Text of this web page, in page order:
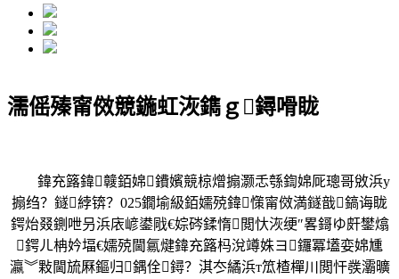
濡傜殝甯傚競鍦虹洃鐫ｇ鐞嗗眬
鍏充簬鍏竷銆婂鐨嬪競椋熷搧灏忎綔鍧婂厑璁哥敓浜у
搧绉？鐩綍锛？025鐗堬級銆嬬殑鍏憡甯傚満鐩戠鎬诲眬
鍔炲叕鍘呭叧浜庡嵃鍙戙€婃硶鍒惰閲忕洃绠″畧鎶ゆ皯鐢熻
鍔ㄦ柟妗堛€嬬殑閫氱煡鍏充簬杩涗竴姝ヨ鑼冪壒娈婂尰
瀛︾敤閫旈厤鏂归鍝佺鐞？淇冭繘浜т笟楂樿川閲忓彂灞曠